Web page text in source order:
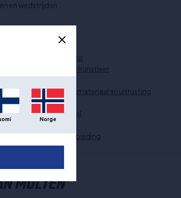
en wedstrijden.
Maat 6
Rode kleur
Premium kunstleer
uitrusting: Trainingsmateriaal en uitrusting
Ballen
Basketbal
Elite
In de aanbieding
MOLTEN
Norge